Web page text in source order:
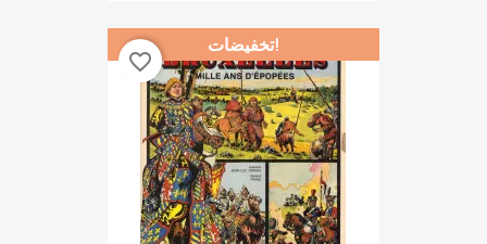
تخفيضات!
favorite_border